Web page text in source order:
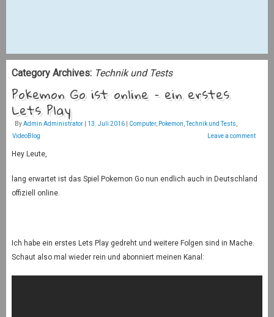
Category Archives: Technik und Tests
Pokemon Go ist online – ein erstes
Lets Play
ByAdmin Administrator 13. Juli 2016 Computer, Pokemon ,Technik und Tests
VideoBlog
Leave a comment
Hey Leute,
lang erwartet ist das Spiel Pokemon Go nun endlich auch in Deutschland
offiziell online.
Ich habe ein erstes Lets Play gedreht und weitere Folgen sind in Mache.
Schaut also mal wieder rein und abonniert meinen Kanal: